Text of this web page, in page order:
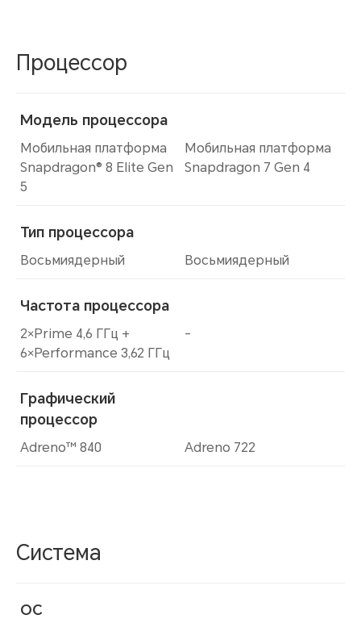
Процессор
Модель процессора
Мобильная платформа
Snapdragon®️ 8 Elite Gen
5
Тип процессора
Восьмиядерный
Частота процессора
2×Prime 4,6 ГГц +
6×Performance 3,62 ГГц
Графический
процессор
Adreno™ 840
Мобильная платформа
Snapdragon 7 Gen 4
Восьмиядерный
-
Adreno 722
Система
ОС